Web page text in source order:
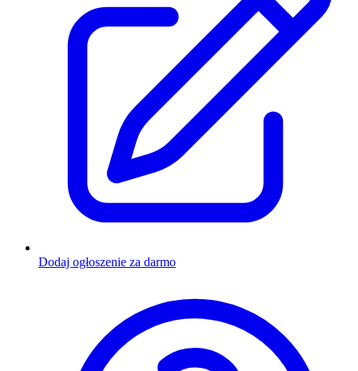
Dodaj ogłoszenie za darmo